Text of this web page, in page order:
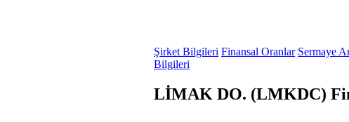
Şirket Bilgileri Finansal Oranlar Sermaye
Bilgileri
LİMAK DO. (LMKDC)